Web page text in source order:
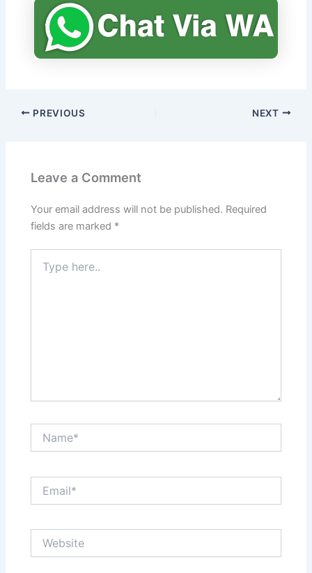
PREVIOUS NEXT
Leave a Comment
Your email address will not be published. Required
fields are marked *
here..